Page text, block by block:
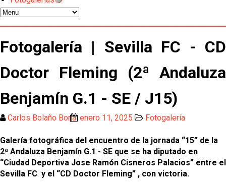
Kochorashvili, seria opción para reforzar el centro
del campo sevillista
Sow muy cerca de cerrar su traspaso al Genoa
Oso es el siguiente en la lista para salir
El Sevilla FC oficializa la cesión de Rafa Mir al Aris
de Salónica
Juanlu se marcha traspasado al Bournemouth
Emery quiere pescar en el Atleti , el Villareal ya
tiene nuevo portero y el Getafe mueve ficha... Las
Fotogalería | Sevilla FC - CD
Doctor Fleming (2ª Andaluza
Benjamín G.1 - SE / J15)
Carlos Bolaño Borja enero 11, 2025 Fotogalería
Galería fotográfica del encuentro de la jornada “15” de la
2ª Andaluza Benjamín G.1 - SE que se ha diputado en
“Ciudad Deportiva Jose Ramón Cisneros Palacios” entre el
Sevilla FC y el “CD Doctor Fleming” , con victoria.